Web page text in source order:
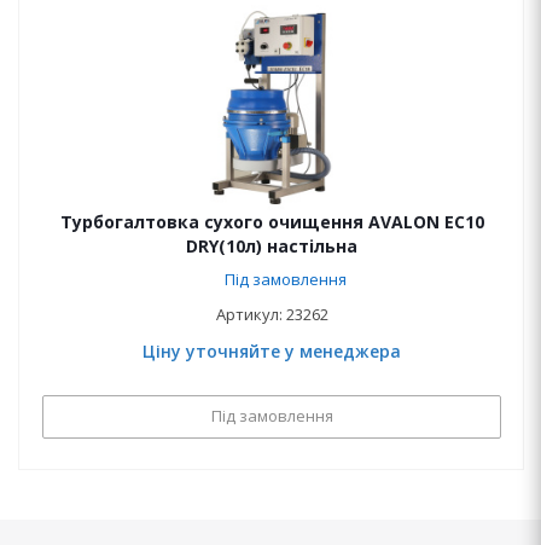
Турбогалтовка сухого очищення AVALON EC10
DRY(10л) настільна
Під замовлення
Артикул: 23262
Ціну уточняйте у менеджера
Під замовлення